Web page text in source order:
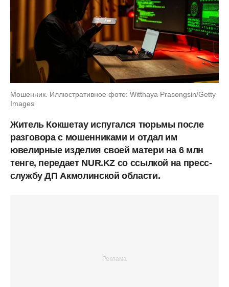
Мошенник. Иллюстративное фото: Witthaya Prasongsin/Getty
Images
Житель Кокшетау испугался тюрьмы после
разговора с мошенниками и отдал им
ювелирные изделия своей матери на 6 млн
тенге, передает NUR.KZ со ссылкой на пресс-
службу ДП Акмолинской области.